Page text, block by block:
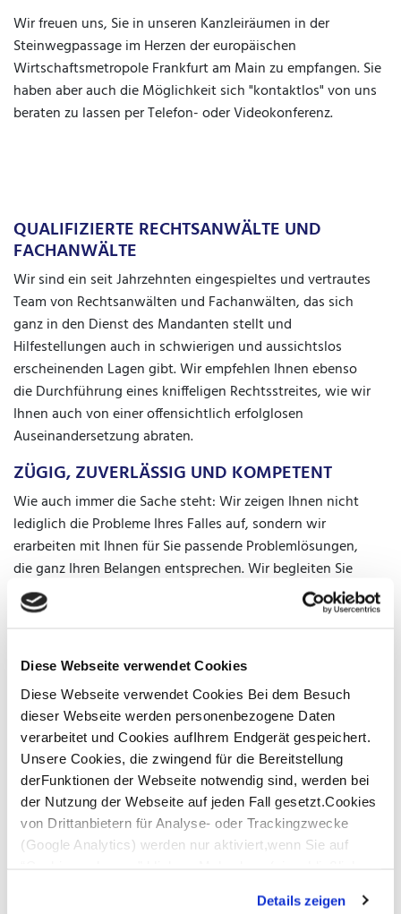
Diese Webseite verwendet Cookies
Diese Webseite verwendet Cookies Bei dem Besuch
dieser Webseite werden personenbezogene Daten
verarbeitet und Cookies aufIhrem Endgerät gespeichert.
Unsere Cookies, die zwingend für die Bereitstellung
derFunktionen der Webseite notwendig sind, werden bei
der Nutzung der Webseite auf jeden Fall gesetzt.Cookies
von Drittanbietern für Analyse- oder Trackingzwecke
(Google Analytics) werden nur aktiviert,wenn Sie auf
Datenschutzerklärung—
Details zeigen
Wir freuen uns, Sie in unseren Kanzleiräumen in der
Steinwegpassage im Herzen der europäischen
Wirtschaftsmetropole Frankfurt am Main zu empfangen. Sie
haben aber auch die Möglichkeit sich "kontaktlos" von uns
beraten zu lassen per Telefon- oder Videokonferenz.
QUALIFIZIERTE RECHTSANWÄLTE UND
FACHANWÄLTE
Wir sind ein seit Jahrzehnten eingespieltes und vertrautes
Team von Rechtsanwälten und Fachanwälten, das sich
ganz in den Dienst des Mandanten stellt und
Hilfestellungen auch in schwierigen und aussichtslos
erscheinenden Lagen gibt. Wir empfehlen Ihnen ebenso
die Durchführung eines kniffeligen Rechtsstreites, wie wir
Ihnen auch von einer offensichtlich erfolglosen
Auseinandersetzung abraten.
ZÜGIG, ZUVERLÄSSIG UND KOMPETENT
Wie auch immer die Sache steht: Wir zeigen Ihnen nicht
lediglich die Probleme Ihres Falles auf, sondern wir
erarbeiten mit Ihnen für Sie passende Problemlösungen,
die ganz Ihren Belangen entsprechen. Wir begleiten Sie
von der ersten Kontaktaufnahme bis zur vollständigen
Erledigung Ihrer Rechtsangelegenheit – zügig, zuverlässig,
VERTRAUEN UND TRANSPARENZ
Das Verhältnis zu unseren Mandanten basiert auf
Vertrauen und Transparenz. Wir arbeiten eng mit Ihnen
zusammen und halten Sie stets und zeitnah über den
Sachstand Ihrer Angelegenheit auf dem Laufenden. Über
unsere Online-Akte haben Sie außerdem von überall und
jederzeit die komplette Korrespondenz im Blick, ohne
lästigen „Papierkram“. Auch unsere Kosten gestalten wir
transparent und nachvollziehbar, sei es nach den